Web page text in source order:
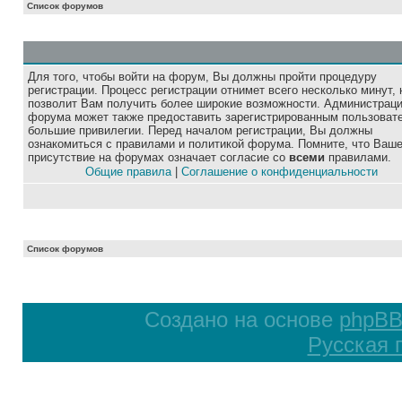
Список форумов
Для того, чтобы войти на форум, Вы должны пройти процедуру
регистрации. Процесс регистрации отнимет всего несколько минут,
позволит Вам получить более широкие возможности.
форума может также предоставить зарегистрированным
большие привилегии. Перед началом регистрации, Вы должны
ознакомиться с правилами и политикой форума. Помните, что Ваше
присутствие на форумах означает согласие со всеми правилами.
Общие правила| Соглашение о конфиденциальности
Список форумов
Создано на основе phpBB
Русская